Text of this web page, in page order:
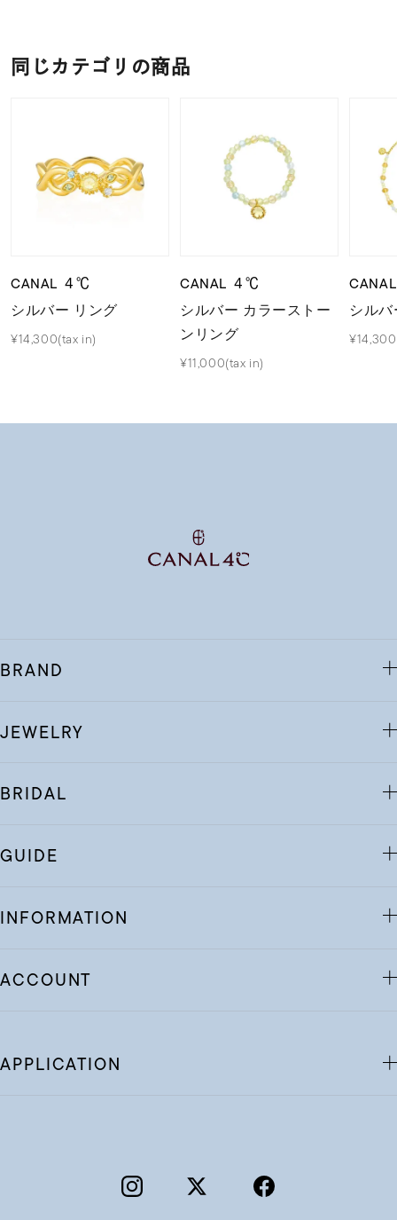
同じカテゴリの商品
CANAL ４℃
シルバー リング
¥14,300(tax in)
CANAL ４℃
シルバー カラーストー
ンリング
¥11,000(tax in)
シル
BRAND
JEWELRY
BRIDAL
GUIDE
INFORMATION
ACCOUNT
APPLICATION